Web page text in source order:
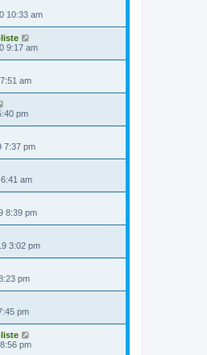
10:33 am
9:17 am
am
pm
7:37 pm
am
8:39 pm
3:02 pm
pm
pm
pm